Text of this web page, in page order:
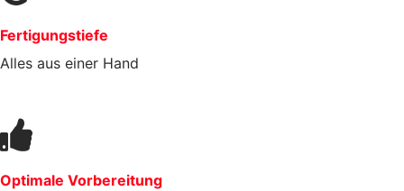
Fertigungstiefe
Alles aus einer Hand
Optimale Vorbereitung